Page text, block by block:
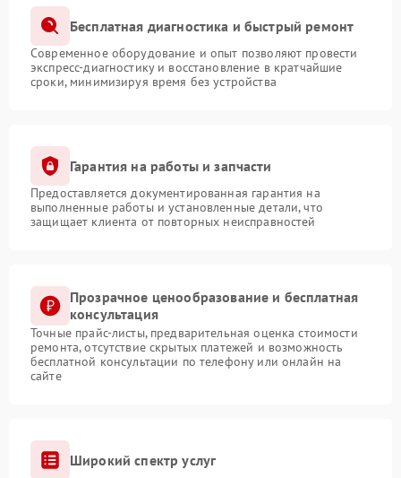
Бесплатная диагностика и быстрый ремонт
Современное оборудование и опыт позволяют провести
экспресс-диагностику и восстановление в кратчайшие
сроки, минимизируя время без устройства
Гарантия на работы и запчасти
Предоставляется документированная гарантия на
выполненные работы и установленные детали, что
защищает клиента от повторных неисправностей
Прозрачное ценообразование и бесплатная
консультация
Точные прайс-листы, предварительная оценка стоимости
ремонта, отсутствие скрытых платежей и возможность
бесплатной консультации по телефону или онлайн на
сайте
Широкий спектр услуг